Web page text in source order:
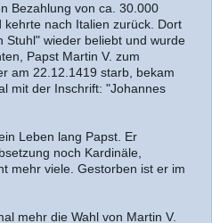
Bezahlung von ca. 30.000
nach Italien zurück. Dort
Stuhl" wieder beliebt und wurde
Papst Martin V. zum
am 22.12.1419 starb, bekam
mit der Inschrift: "Johannes
Leben lang Papst. Er
noch Kardinäle,
mehr viele. Gestorben ist er im
mehr die Wahl von Martin V.